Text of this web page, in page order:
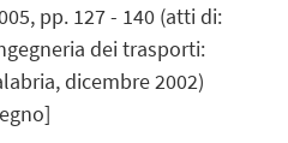
pp. 127 - 140 (atti di:
dei trasporti:
dicembre 2002)